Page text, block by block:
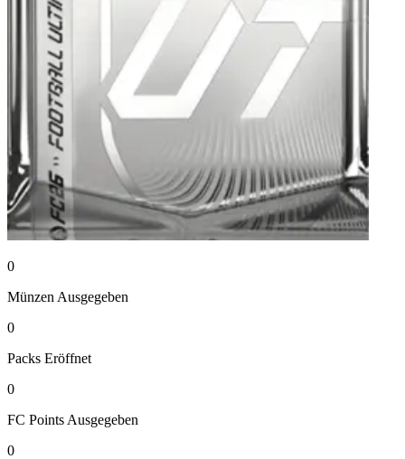
0
Münzen Ausgegeben
0
Packs Eröffnet
0
FC Points Ausgegeben
0